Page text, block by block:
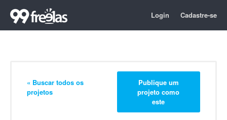
Login Cadastre-se
« Buscar todos os
projetos
Publique um
projeto como
este